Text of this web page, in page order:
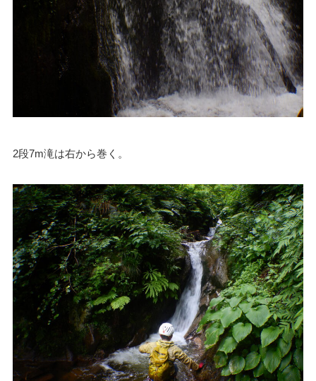
2段7m滝は右から巻く。